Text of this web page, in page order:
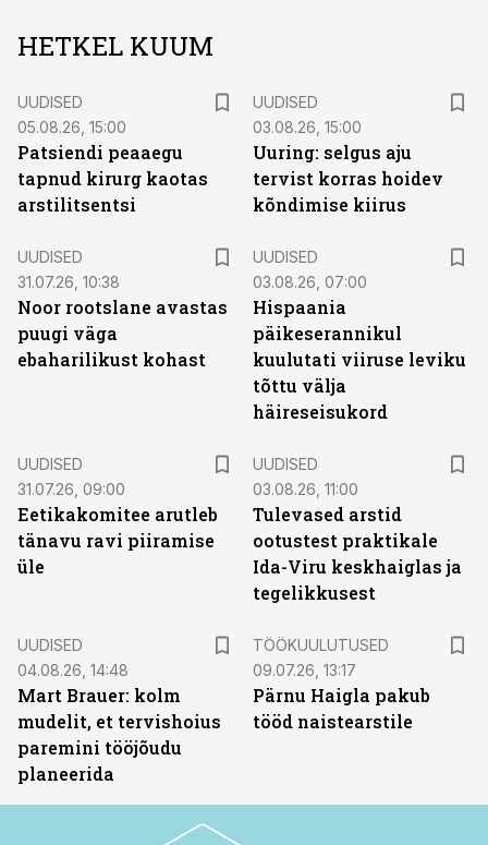
HETKEL KUUM
UUDISED
05.08.26, 15:00
Patsiendi peaaegu
tapnud kirurg kaotas
arstilitsentsi
UUDISED
03.08.26, 15:00
Uuring: selgus aju
tervist korras hoidev
kõndimise kiirus
UUDISED
31.07.26, 10:38
Noor rootslane avastas
puugi väga
ebaharilikust kohast
UUDISED
03.08.26, 07:00
Hispaania
päikeserannikul
kuulutati viiruse leviku
tõttu välja
häireseisukord
UUDISED
31.07.26, 09:00
Eetikakomitee arutleb
tänavu ravi piiramise
üle
UUDISED
03.08.26, 11:00
Tulevased arstid
ootustest praktikale
Ida-Viru keskhaiglas ja
tegelikkusest
UUDISED
04.08.26, 14:48
Mart Brauer: kolm
mudelit, et tervishoius
paremini tööjõudu
planeerida
TÖÖKUULUTUSED
09.07.26, 13:17
Pärnu Haigla pakub
tööd naistearstile